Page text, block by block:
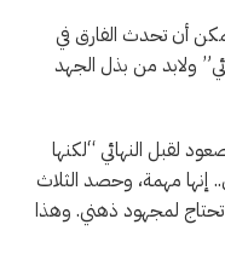
أن تحدث الفارق في
ولابد من بذل الجهد
لقبل النهائي “لكنها
إنها مهمة، وحصد الثلاث
تحتاج لمجهود ذهني. وهذا